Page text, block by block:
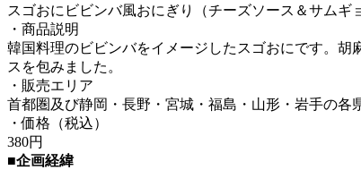
スゴおにビビンバ風おにぎり（チーズソース＆サムギ
・商品説明
韓国料理のビビンバをイメージしたスゴおにです。
スを包みました。
・販売エリア
首都圏及び静岡・長野・宮城・福島・山形・岩手の各
・価格（税込）
380円
■企画経緯